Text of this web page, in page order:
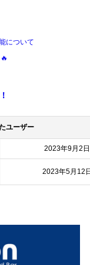
について
ユーザー
2023年9月2日
2023年5月12